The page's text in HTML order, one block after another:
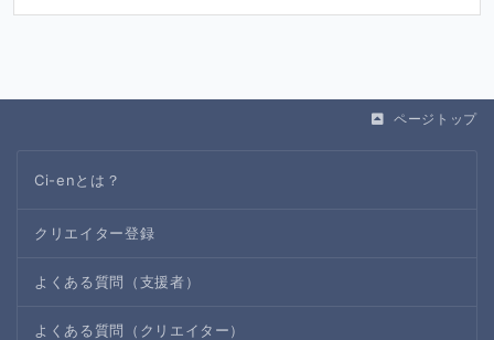
ページトップ
Ci-enとは？
クリエイター登録
よくある質問（支援者）
よくある質問（クリエイター）